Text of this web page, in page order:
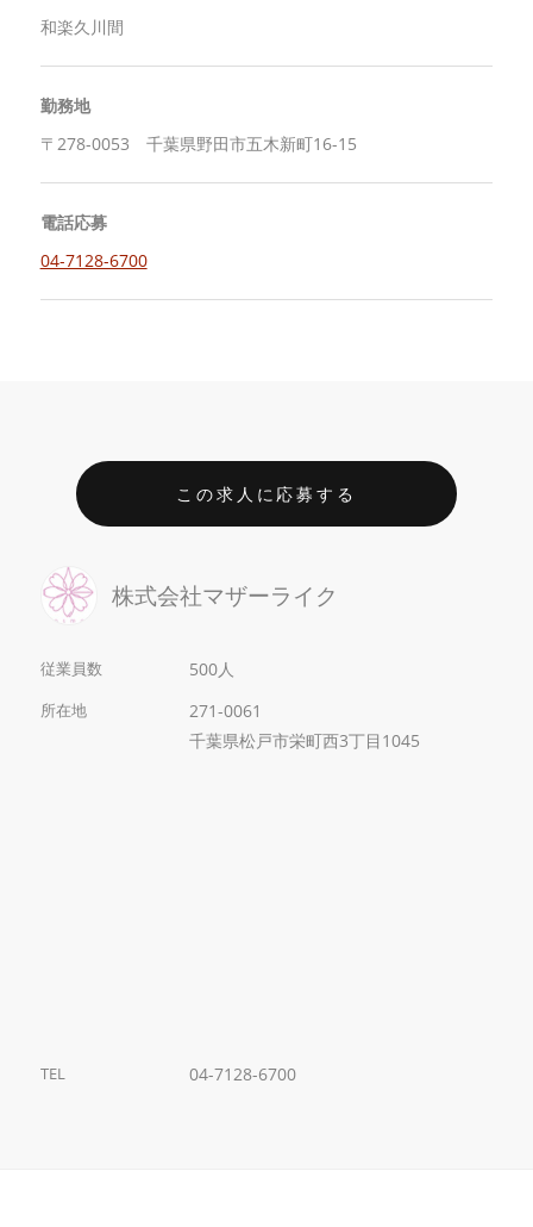
和楽久川間
勤務地
〒278-0053 千葉県野田市五木新町16-15
電話応募
04-7128-6700
この求人に応募する
株式会社マザーライク
従業員数 500人
所在地
271-0061
千葉県松戸市栄町西3丁目1045
TEL 04-7128-6700